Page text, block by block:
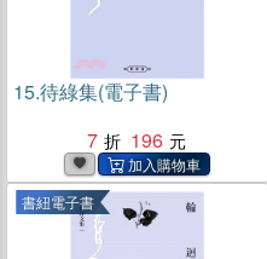
15.待綠集(電子書)
7
196
書紐電子書